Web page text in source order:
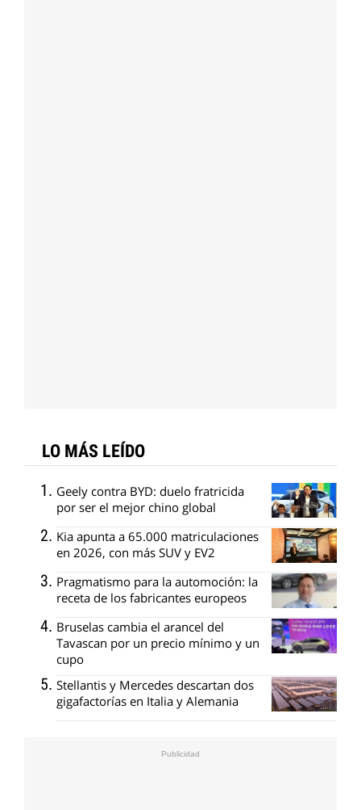
LO MÁS LEÍDO
Geely contra BYD: duelo fratricida
por ser el mejor chino global
Kia apunta a 65.000 matriculaciones
en 2026, con más SUV y EV2
Pragmatismo para la automoción: la
receta de los fabricantes europeos
Bruselas cambia el arancel del
Tavascan por un precio mínimo y un
cupo
Stellantis y Mercedes descartan dos
gigafactorías en Italia y Alemania